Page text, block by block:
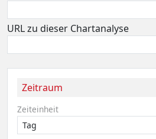
URL zu dieser Chartanalyse
Zeitraum
Zeiteinheit